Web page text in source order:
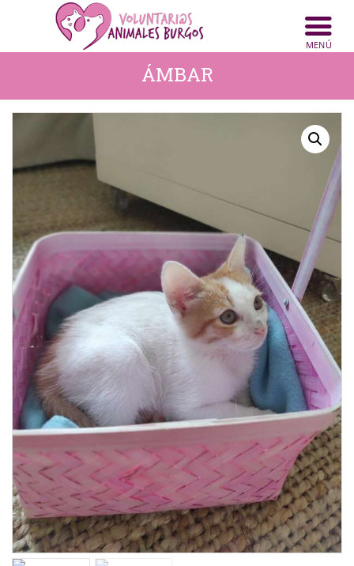
ÁMBAR
INICIO
ANIMALES
ACTIVIDADES
CONTACTO
COLABORA